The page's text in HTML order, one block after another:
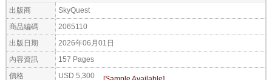
出版商 SkyQuest
商品編碼 2065110
出版日期 2026年06月01日
內容資訊 157 Pages
價格 USD 5,300